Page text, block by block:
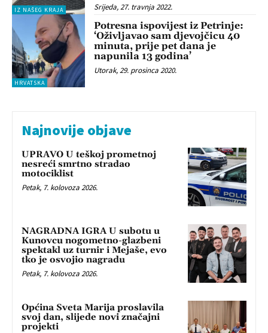
IZ NAŠEG KRAJA Srijeda, 27. travnja 2022.
HRVATSKA
Potresna ispovijest iz Petrinje:
‘Oživljavao sam djevojčicu 40
minuta, prije pet dana je
napunila 13 godina’
Utorak, 29. prosinca 2020.
Najnovije objave
UPRAVO U teškoj prometnoj
nesreći smrtno stradao
motociklist
Petak, 7. kolovoza 2026.
NAGRADNA IGRA U subotu u
Kunovcu nogometno-glazbeni
spektakl uz turnir i Mejaše, evo
tko je osvojio nagradu
Petak, 7. kolovoza 2026.
Općina Sveta Marija proslavila
svoj dan, slijede novi značajni
projekti